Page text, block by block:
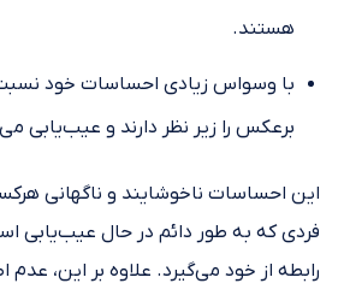
هستند.
با وسواس زیادی احساسات خود
برعکس را زیر نظر دارند و عیب‌یابی
این احساسات ناخوشایند و ناگهانی
فردی که به طور دائم در حال عیب‌یابی
رابطه از خود می‌گیرد. علاوه بر این، عدم